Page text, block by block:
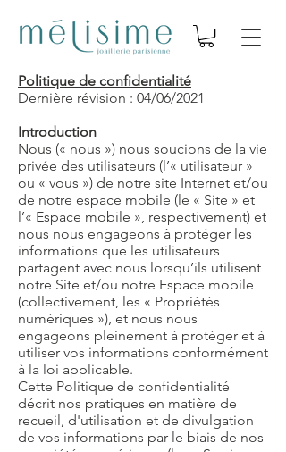
Politique de confidentialité
Dernière révision : 04/06/2021
Introduction
Nous (« nous ») nous soucions de la vie
privée des utilisateurs (l’« utilisateur »
ou « vous ») de notre site Internet et/ou
de notre espace mobile (le « Site » et
l’« Espace mobile », respectivement) et
nous nous engageons à protéger les
informations que les utilisateurs
partagent avec nous lorsqu’ils utilisent
notre Site et/ou notre Espace mobile
(collectivement, les « Propriétés
numériques »), et nous nous
engageons pleinement à protéger et à
utiliser vos informations conformément
à la loi applicable.
Cette Politique de confidentialité
décrit nos pratiques en matière de
recueil, d'utilisation et de divulgation
de vos informations par le biais de nos